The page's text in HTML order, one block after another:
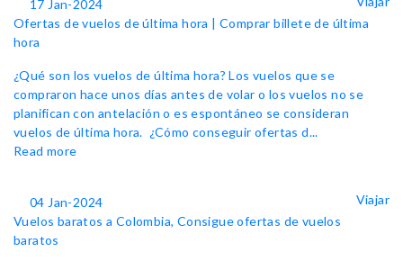
17 Jan-2024
Ofertas de vuelos de última hora | Comprar billete de última
hora
¿Qué son los vuelos de última hora? Los vuelos que se
compraron hace unos días antes de volar o los vuelos no se
planifican con antelación o es espontáneo se consideran
vuelos de última hora. ¿Cómo conseguir ofertas d...
Read more
04 Jan-2024
Viajar
Vuelos baratos a Colombia, Consigue ofertas de vuelos
baratos